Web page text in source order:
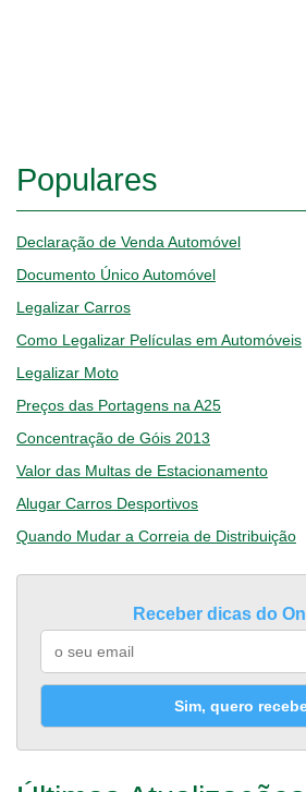
Populares
Declaração de Venda Automóvel
Documento Único Automóvel
Legalizar Carros
Como Legalizar Películas em Automóveis
Legalizar Moto
Preços das Portagens na A25
Concentração de Góis 2013
Valor das Multas de Estacionamento
Alugar Carros Desportivos
Quando Mudar a Correia de Distribuição
Receber dicas do
Sim, quero